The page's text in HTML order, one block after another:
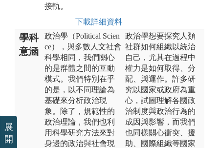
接軌。
下載詳細資料
學科
意涵
政治學（Political Scien
ce），與多數人文社會
科學相同，我們關心
的是群體之間的互動
模式。我們特別在乎
的是，以不同理論為
基礎來分析政治現
象。除了，規範性的
政治理論，我們也利
用科學研究方法來對
身邊的政治與社會現
政治學想要探究人類
社群如何組織以統治
自己，尤其在過程中
權力是如何取得、分
配、與運作。許多研
究以國家或政府為重
心，試圖理解各國政
治制度與政治行為的
成因與影響，而我們
也同樣關心衝突、援
助、國際組織等國家
展
開